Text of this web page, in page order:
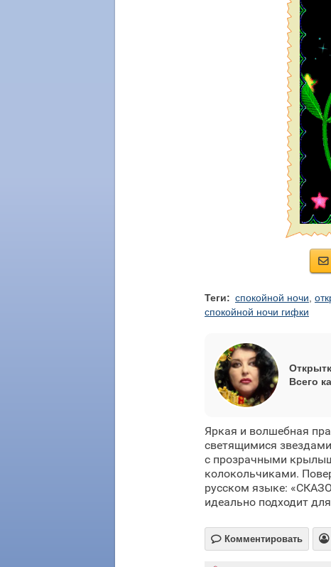

Теги: спокойной ночи
спокойной ночи гифки
Всего
Яркая и волшебная
светящимися
с прозрачными
колокольчиками.
русском языке:
идеально подходит
 Комментировать 